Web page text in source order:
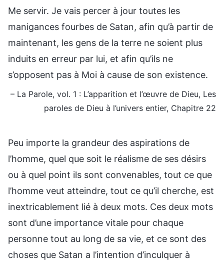
Me servir. Je vais percer à jour toutes les
manigances fourbes de Satan, afin qu’à partir de
maintenant, les gens de la terre ne soient plus
induits en erreur par lui, et afin qu’ils ne
s’opposent pas à Moi à cause de son existence.
– La Parole, vol. 1 : L’apparition et l’œuvre de Dieu, Les
paroles de Dieu à l’univers entier, Chapitre 22
Peu importe la grandeur des aspirations de
l’homme, quel que soit le réalisme de ses désirs
ou à quel point ils sont convenables, tout ce que
l’homme veut atteindre, tout ce qu’il cherche, est
inextricablement lié à deux mots. Ces deux mots
sont d’une importance vitale pour chaque
personne tout au long de sa vie, et ce sont des
choses que Satan a l’intention d’inculquer à